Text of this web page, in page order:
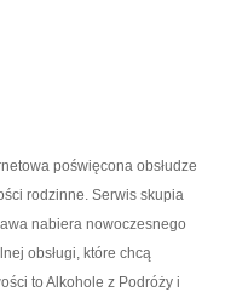
poświęcona obsłudze
rodzinne. Serwis skupia
nabiera nowoczesnego
obsługi, które chcą
to Alkohole z Podróży i